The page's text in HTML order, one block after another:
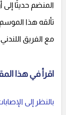
المنضم حديثًا
مع الفريق اللندني.
اقرأ في هذا
بالنظر إلى